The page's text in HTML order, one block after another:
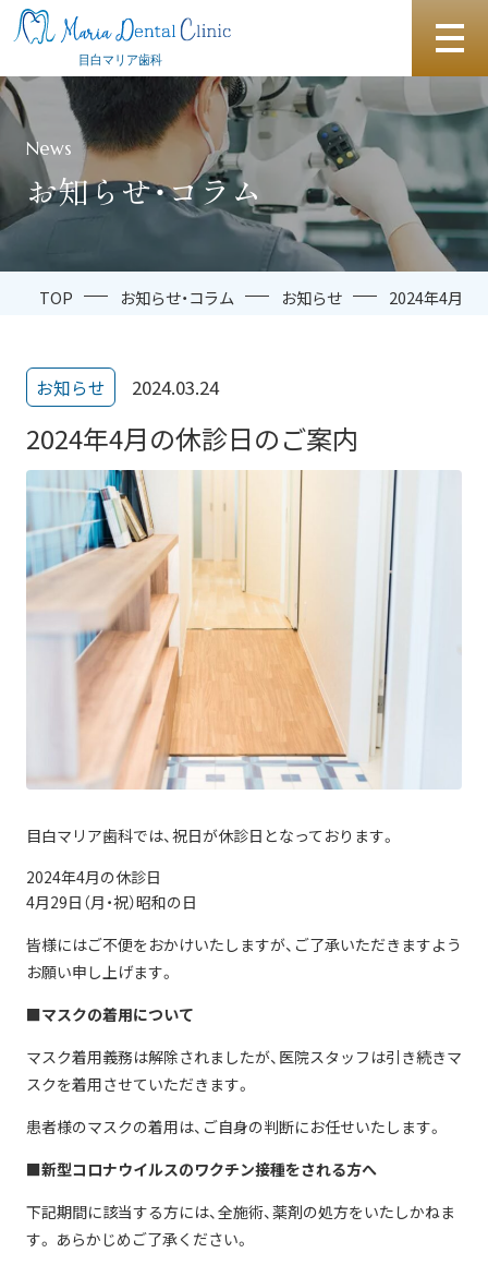
News
お知らせ・コラム
TOP お知らせ・コラム お知らせ 2024年4月の
お知らせ 2024.03.24
2024年4月の休診日のご案内
目白マリア歯科では、祝日が休診日となっております。
2024年4月の休診日
4月29日（月・祝）昭和の日
皆様にはご不便をおかけいたしますが、ご了承いただきますよう
お願い申し上げます。
■マスクの着用について
マスク着用義務は解除されましたが、医院スタッフは引き続きマ
スクを着用させていただきます。
患者様のマスクの着用は、ご自身の判断にお任せいたします。
■新型コロナウイルスのワクチン接種をされる方へ
下記期間に該当する方には、全施術、薬剤の処方をいたしかねま
す。 あらかじめご了承ください。